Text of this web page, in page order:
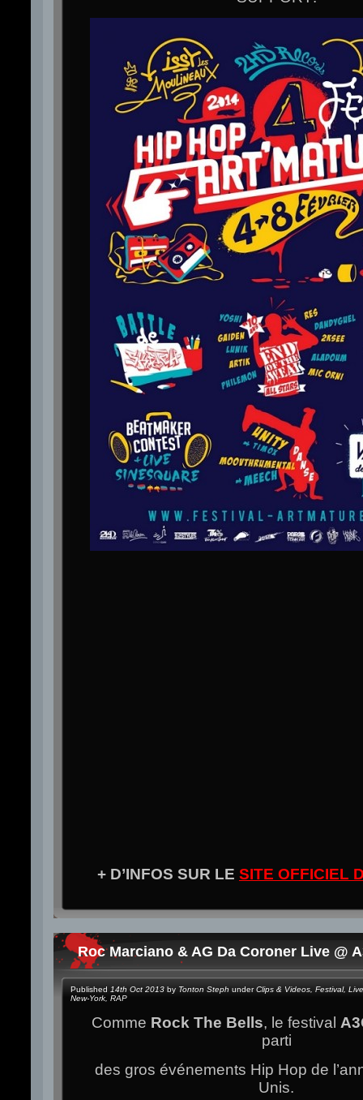
+ D’INFOS SUR LE SITE OFFICIEL
Roc Marciano & AG Da Coroner Live @
Published 14th Oct 2013 by Tonton Steph underClips & Videos Festival, Live
New-York RAP
Comme Rock The Bells, le festival
parti
des gros événements Hip Hop de
Unis.